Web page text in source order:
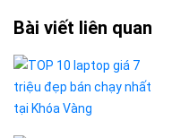
Bài viết liên quan